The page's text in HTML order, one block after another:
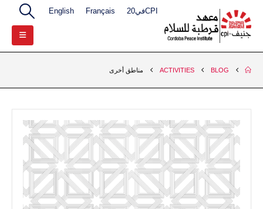
CPIفي20 Français
English
BLOG
ACTIVITIES مناطق أخرى